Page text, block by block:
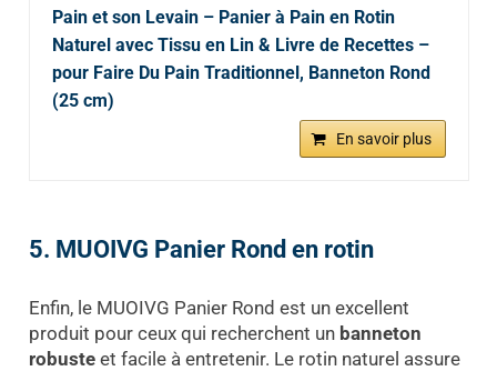
Pain et son Levain – Panier à Pain en Rotin
Naturel avec Tissu en Lin & Livre de Recettes –
pour Faire Du Pain Traditionnel, Banneton Rond
(25 cm)
En savoir plus
5. MUOIVG Panier Rond en rotin
Enfin, le MUOIVG Panier Rond est un excellent
produit pour ceux qui recherchent un banneton
robusteet facile à entretenir. Le rotin naturel assure